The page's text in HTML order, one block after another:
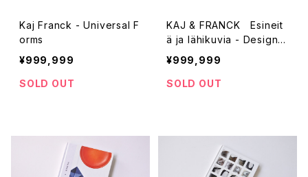
Kaj Franck - Universal F
orms
¥999,999
SOLD OUT
KAJ & FRANCK Esineit
ä ja lähikuvia - Designs
& Impressions
¥999,999
SOLD OUT